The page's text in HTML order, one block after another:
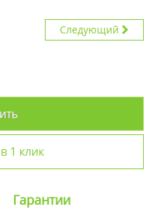
Следующий
1 клик
Гарантии